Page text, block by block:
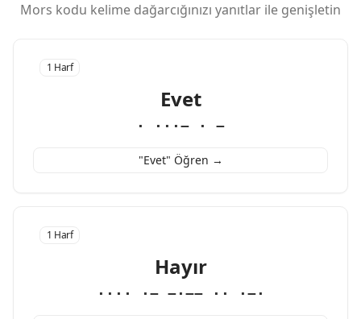
Mors kodu kelime dağarcığınızı yanıtlar ile genişletin
1 Harf
Evet
· ···− · −
"Evet" Öğren →
1 Harf
Hayır
···· ·− −·−− ·· ·−·